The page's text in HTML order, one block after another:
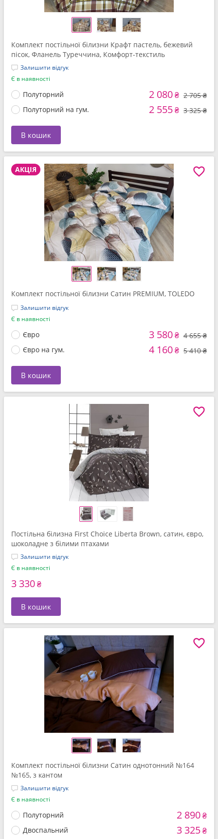
Комплект постільної білизни Крафт пастель, бежевий
пісок, Фланель Туреччина, Комфорт-текстиль
Залишити відгук
Є в наявності
Полуторний 2 080₴ 2 705 ₴
Полуторний на гум.
2 555₴ 3 325 ₴
В кошик
АКЦІЯ
Комплект постільної білизни Cатин PREMIUM, TOLEDO
Залишити відгук
Є в наявності
Євро 3 580₴ 4 655 ₴
Євро на гум.
4 160₴ 5 410 ₴
В кошик
Постільна білизна First Choice Liberta Brown, сатин, євро,
шоколадне з білими птахами
Залишити відгук
Є в наявності
3 330₴
В кошик
Комплект постільної білизни Сатин однотонний №164
№165, з кантом
Залишити відгук
Є в наявності
Полуторний 2 890₴
Двоспальний 3 325₴